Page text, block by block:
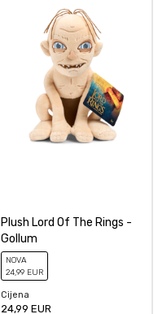
Veličina figure
Plush Lord Of The Rings -
Gollum
NOVA
24,99 EUR
Cijena
24,99 EUR